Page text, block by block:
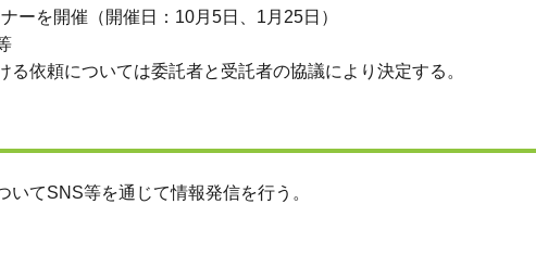
を開催（開催日：10月5日、1月25日）
依頼については委託者と受託者の協議により決定する。
てSNS等を通じて情報発信を行う。